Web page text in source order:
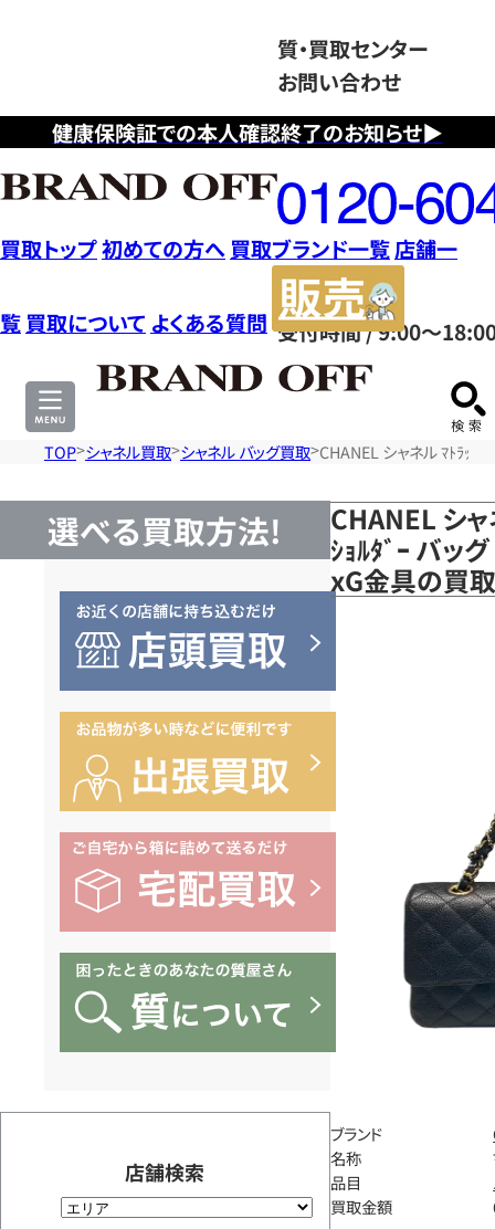
健康保険証での本人確認終了のお知らせ▶
質・買取センター
お問い合わせ
フ
リ
ー
ダ
イ
ヤ
ル
0120604117
受付時間 / 9:00～
買取トップ初めての方へ 買取ブランド一覧店舗一
覧 買取について よくある質問
サ
TOP シャネル買取 シャネル バッグ買取 CHANEL シャネル ﾏﾄﾗｯｾ
選べる買取方法!
店舗検索
CHANEL シ
ｼｮﾙﾀﾞｰ バッ
xG金具の買
ブランド
名称
品目
買取金額